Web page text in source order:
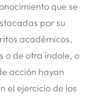
que se
por su
académicos,
o de otra índole, o
acción hayan
el ejercicio de los